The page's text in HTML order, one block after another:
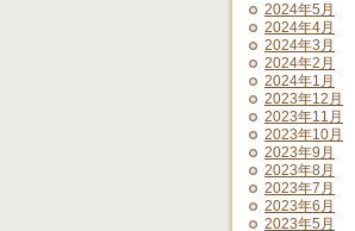
2024年5月
2024年4月
2024年3月
2024年2月
2024年1月
2023年12月
2023年11月
2023年10月
2023年9月
2023年8月
2023年7月
2023年6月
2023年5月